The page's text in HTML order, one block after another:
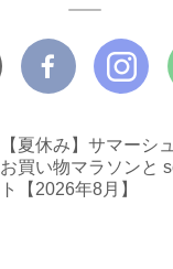
【夏休み】サマーシ
お買い物マラソンと
ト【2026年8月】